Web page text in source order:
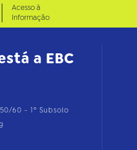
Acesso à
Informação
a EBC
60 - 1º Subsolo